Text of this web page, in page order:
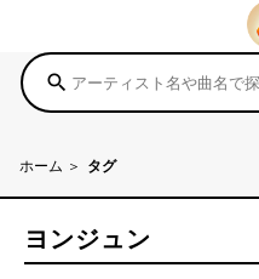
search
ホーム タグ
ヨンジュン